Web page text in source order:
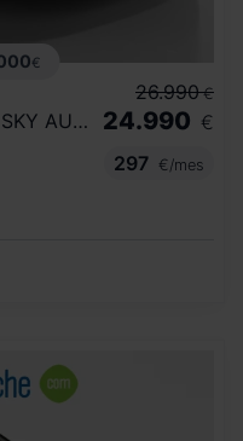
€
1.6 TGDI 169KW HEV TECNO SKY AUTO
26.990 €
24.990 €
297
€/mes